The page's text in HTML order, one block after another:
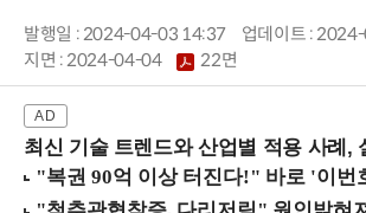
발행일 : 2024-04-03 14:37
업데이트 :
지면 :2024-04-04 22면
최신 기술 트렌드와 산업별 적용 사례, 실질적인 실행 전략을